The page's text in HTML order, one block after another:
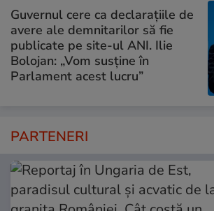
Guvernul cere ca declarațiile de
avere ale demnitarilor să fie
publicate pe site-ul ANI. Ilie
Bolojan: „Vom susține în
Parlament acest lucru”
PARTENERI